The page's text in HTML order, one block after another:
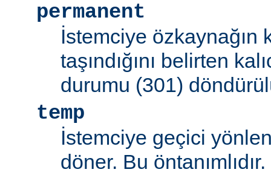
permanent
İstemciye özkaynağın
taşındığını belirten
durumu (301)
temp
İstemciye geçici
döner. Bu öntanımlıdır.